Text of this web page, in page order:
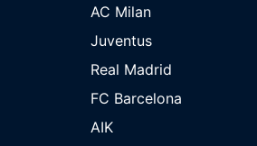
AC Milan
Juventus
Real Madrid
FC Barcelona
AIK